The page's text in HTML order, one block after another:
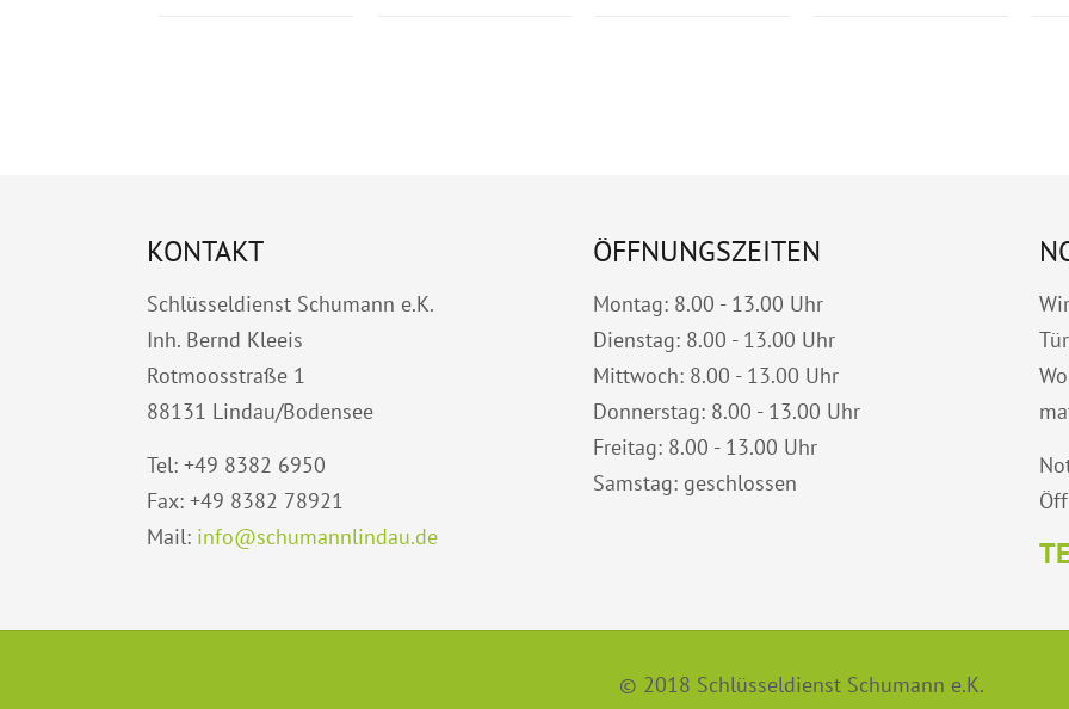
KONTAKT
Schlüsseldienst Schumann e.K.
Inh. Bernd Kleeis
Rotmoosstraße 1
88131 Lindau/Bodensee
Tel: +49 8382 6950
Fax: +49 8382 78921
Mail: info@schumannlindau.de
ÖFFNUNGSZEITEN
Montag: 8.00 - 13.00 Uhr
Dienstag: 8.00 - 13.00 Uhr
Mittwoch: 8.00 - 13.00 Uhr
Donnerstag: 8.00 - 13.00 Uhr
Freitag: 8.00 - 13.00 Uhr
Samstag: geschlossen
© 2018 Schlüsseldienst Schumann e.K.